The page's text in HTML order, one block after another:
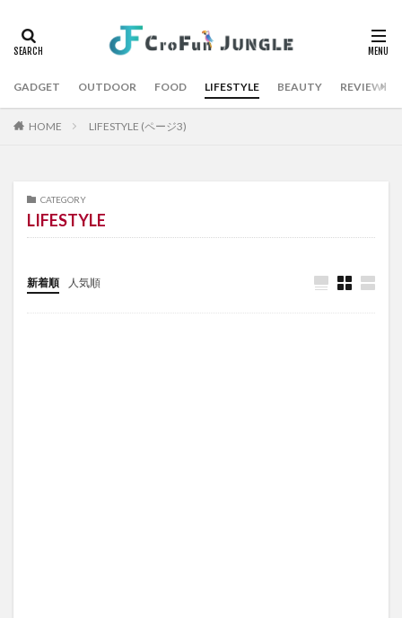
GADGET OUTDOOR FOOD LIFESTYLE BEAUTY REVIEW
HOME LIFESTYLE (ページ3)
CATEGORY
LIFESTYLE
新着順 人気順